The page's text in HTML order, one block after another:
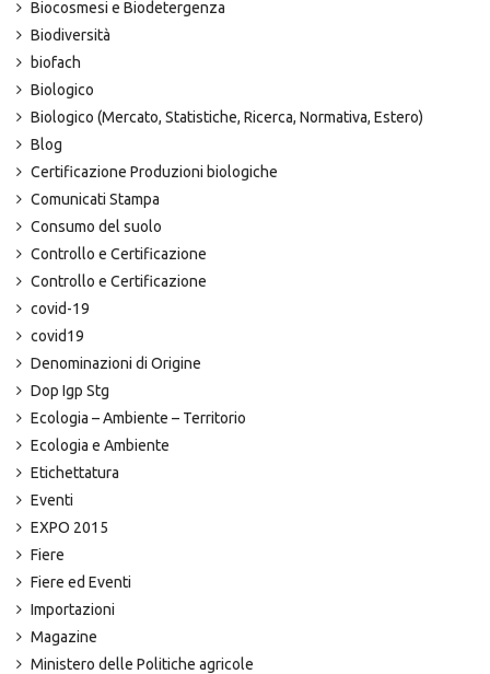
Biocosmesi e Biodetergenza
Biodiversità
biofach
Biologico
Biologico (Mercato, Statistiche, Ricerca, Normativa, Estero)
Blog
Certificazione Produzioni biologiche
Comunicati Stampa
Consumo del suolo
Controllo e Certificazione
Controllo e Certificazione
covid-19
covid19
Denominazioni di Origine
Dop Igp Stg
Ecologia – Ambiente – Territorio
Ecologia e Ambiente
Etichettatura
Eventi
EXPO 2015
Fiere
Fiere ed Eventi
Importazioni
Magazine
Ministero delle Politiche agricole